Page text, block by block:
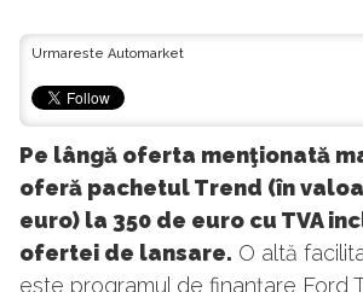
Urmareste Automarket
Pe lângă oferta menţionată
oferă pachetul Trend (în
euro) la 350 de euro cu TVA
ofertei de lansare. O altă
este programul de finanţare Ford